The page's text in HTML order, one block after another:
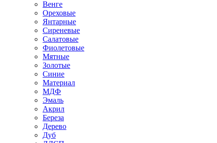
Венге
Ореховые
Янтарные
Сиреневые
Салатовые
Фиолетовые
Мятные
Золотые
Синие
Материал
МДФ
Эмаль
Акрил
Береза
Дерево
Дуб